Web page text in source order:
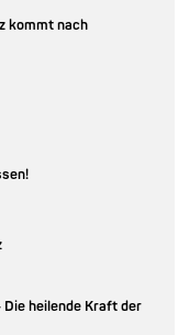
kommt nach
heilende Kraft der